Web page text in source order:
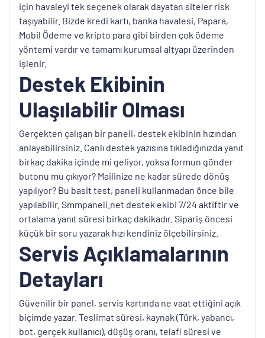
için havaleyi tek seçenek olarak dayatan siteler risk
taşıyabilir. Bizde kredi kartı, banka havalesi, Papara,
Mobil Ödeme ve kripto para gibi birden çok ödeme
yöntemi vardır ve tamamı kurumsal altyapı üzerinden
işlenir.
Destek Ekibinin
Ulaşılabilir Olması
Gerçekten çalışan bir paneli, destek ekibinin hızından
anlayabilirsiniz. Canlı destek yazısına tıkladığınızda yanıt
birkaç dakika içinde mi geliyor, yoksa formun gönder
butonu mu çıkıyor? Mailinize ne kadar sürede dönüş
yapılıyor? Bu basit test, paneli kullanmadan önce bile
yapılabilir. Smmpaneli.net destek ekibi 7/24 aktiftir ve
ortalama yanıt süresi birkaç dakikadır. Sipariş öncesi
küçük bir soru yazarak hızı kendiniz ölçebilirsiniz.
Servis Açıklamalarının
Detayları
Güvenilir bir panel, servis kartında ne vaat ettiğini açık
biçimde yazar. Teslimat süresi, kaynak (Türk, yabancı,
bot, gerçek kullanıcı), düşüş oranı, telafi süresi ve